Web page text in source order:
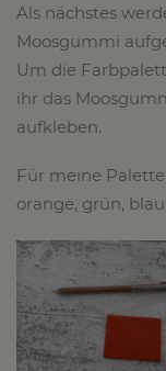
Als nächstes
Moosgummi
Um die
ihr das
aufkleben.
Für meine
orange, grün,